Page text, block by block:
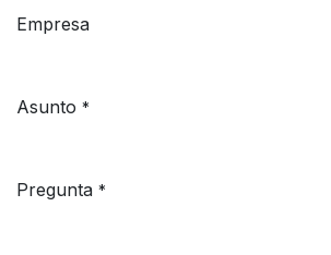
Empresa
Asunto *
Pregunta *